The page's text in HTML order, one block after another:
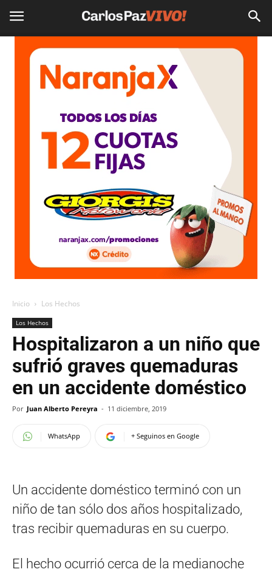
Inicio Los Hechos
Los Hechos
Hospitalizaron a un niño que
sufrió graves quemaduras
en un accidente doméstico
Por Juan Alberto Pereyra - 11 diciembre, 2019
WhatsApp + Seguinos en Google
Un accidente doméstico terminó con un
niño de tan sólo dos años hospitalizado,
tras recibir quemaduras en su cuerpo.
El hecho ocurrió cerca de la medianoche